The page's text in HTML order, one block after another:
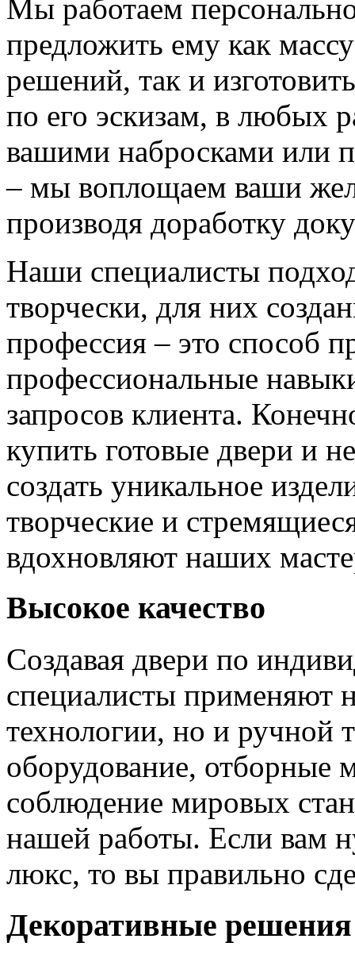
Мы работаем
предложить ему как
решений, так и
по его эскизам, в любых
вашими набросками или
– мы воплощаем ваши
производя доработку
Наши специалисты
творчески, для них
профессия – это способ
профессиональные
запросов клиента.
купить готовые двери и
создать уникальное
творческие и
вдохновляют наших
Высокое качество
Создавая двери по
специалисты применяют
технологии, но и ручной
оборудование, отборные
соблюдение мировых
нашей работы. Если вам
люкс, то вы правильно
Декоративные решения